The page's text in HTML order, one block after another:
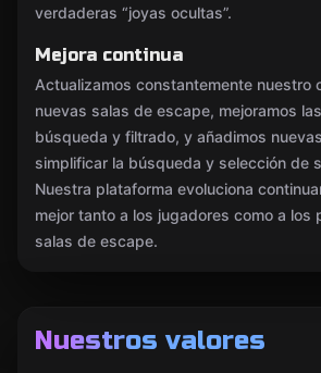
verdaderas “joyas ocultas”.
Mejora continua
Actualizamos constantemente nuestro
nuevas salas de escape, mejoramos
búsqueda y filtrado, y añadimos
simplificar la búsqueda y selección de
Nuestra plataforma evoluciona
mejor tanto a los jugadores como a los
salas de escape.
Nuestros valores